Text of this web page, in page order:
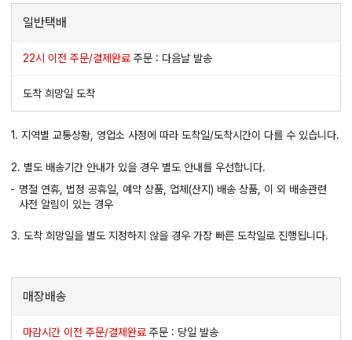
일반택배
22시 이전 주문/결제완료 주문 : 다음날 발송
도착 희망일 도착
1. 지역별 교통상황, 영업소 사정에 따라 도착일/도착시간이 다를 수 있습니다.
2. 별도 배송기간 안내가 있을 경우 별도 안내를 우선합니다.
명절 연휴, 법정 공휴일, 예약 상품, 업체(산지) 배송 상품, 이 외 배송관련
사전 알림이 있는 경우
3. 도착 희망일을 별도 지정하지 않을 경우 가장 빠른 도착일로 진행됩니다.
매장배송
마감시간 이전 주문/결제완료 주문 : 당일 발송